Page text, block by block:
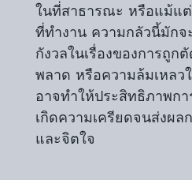
ในที่สาธารณะ หรือแม้แต่
ที่ทำงาน ความกลัวนี้มักจ
กังวลในเรื่องของการถูก
พลาด หรือความล้มเหลว
อาจทำให้ประสิทธิภาพก
เกิดความเครียดจนส่งผล
และจิตใจ